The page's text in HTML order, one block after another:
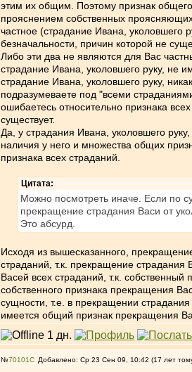
этим их общим. Поэтому признак
прояснением собственных
частное (страдание Ивана, уколовшего
безначальности, причин которой не
Либо эти два не являются для Вас
страдание Ивана, уколовшего руку, не
страдание Ивана, уколовшего руку,
подразумеваете под "всеми
ошибаетесь относительно признака
существует.
Да, у страдания Ивана, уколовшего
наличия у него и множества общих
признака всех страданий.
Цитата:
Можно посмотреть иначе. Если по
прекращение страдания Васи от
Это абсурд.
Исходя из вышесказанного,
страданий, т.к. прекращение
Васей всех страданий, т.к. собственный
собственного признака прекращения
сущности, т.е. в прекращении
имеется общий признак прекращения
№70101 Добавлено: Ср 23 Сен 09, 10:42 (17 лет